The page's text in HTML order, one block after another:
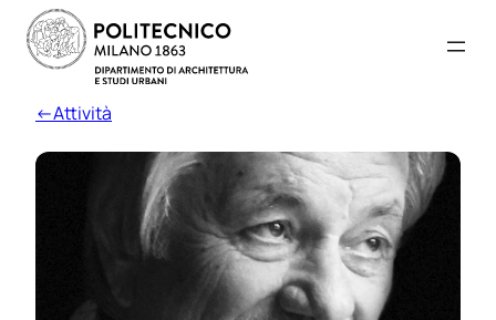
←Attività